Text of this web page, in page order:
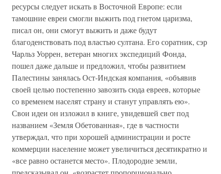
ресурсы следует искать в Восточной Европе: если
тамошние евреи смогли выжить под гнетом царизма,
писал он, они смогут выжить и даже будут
благоденствовать под властью султана. Его соратник, сэр
Чарльз Уоррен, ветеран многих экспедиций Фонда,
пошел даже дальше и предложил, чтобы развитием
Палестины занялась Ост-Индская компания, «объявив
своей целью постепенно завозить сюда евреев, которые
со временем населят страну и станут управлять ею».
Свои идеи он изложил в книге, увидевшей свет под
названием «Земля Обетованная», где в частности
утверждал, что при хорошей администрации и росте
коммерции население может увеличиться десятикратно и
«все равно останется место». Плодородие земли,